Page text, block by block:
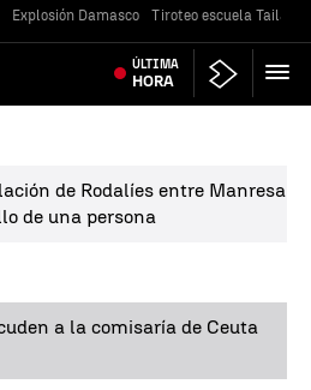
Explosión Damasco Tiroteo escuela
ÚLTIMA
HORA
de Rodalíes entre Manresa
de una persona
a la comisaría de Ceuta